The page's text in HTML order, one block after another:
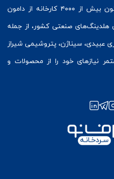
را توزیع می‌کنیم. تاکنون بیش از ۴۰۰۰ کارخانه از دامون
هلدینگ‌های صنعتی کشور، از جمله
عبیدی، سیناژن، پتروشیمی شیراز
نیازهای خود را از محصولات و